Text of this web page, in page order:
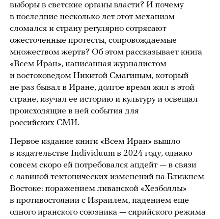
выборы в светские органы власти? И почему
в последние несколько лет этот механизм
сломался и страну регулярно сотрясают
ожесточенные протесты, сопровождаемые
множеством жертв? Об этом рассказывает книга
«Всем Иран», написанная журналистом
и востоковедом Никитой Смагиным, который
не раз бывал в Иране, долгое время жил в этой
стране, изучал ее историю и культуру и освещал
происходящие в ней события для
российских СМИ.
Первое издание книги «Всем Иран» вышло
в издательстве Individuum в 2024 году, однако
совсем скоро ей потребовался апдейт — в связи
с лавиной тектонических изменений на Ближнем
Востоке: поражением ливанской «Хезболлы»
в противостоянии с Израилем, падением еще
одного иранского союзника — сирийского режима